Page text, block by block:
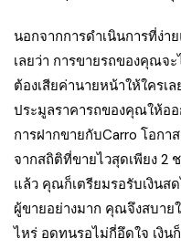
นอกจากการดำเนินการที่ง่
เลยว่า การขายรถของคุณ
ต้องเสียค่านายหน้าให้ใครเ
ประมูลราคารถของคุณให้อ
การฝากขายกับCarro โอกา
จากสถิติที่ขายไวสุดเพียง
แล้ว คุณก็เตรียมรอรับเงินสด
ผู้ขายอย่างมาก คุณจึงสบาย
ไหร่ อดทนรอไม่กี่อึดใจ เงิน